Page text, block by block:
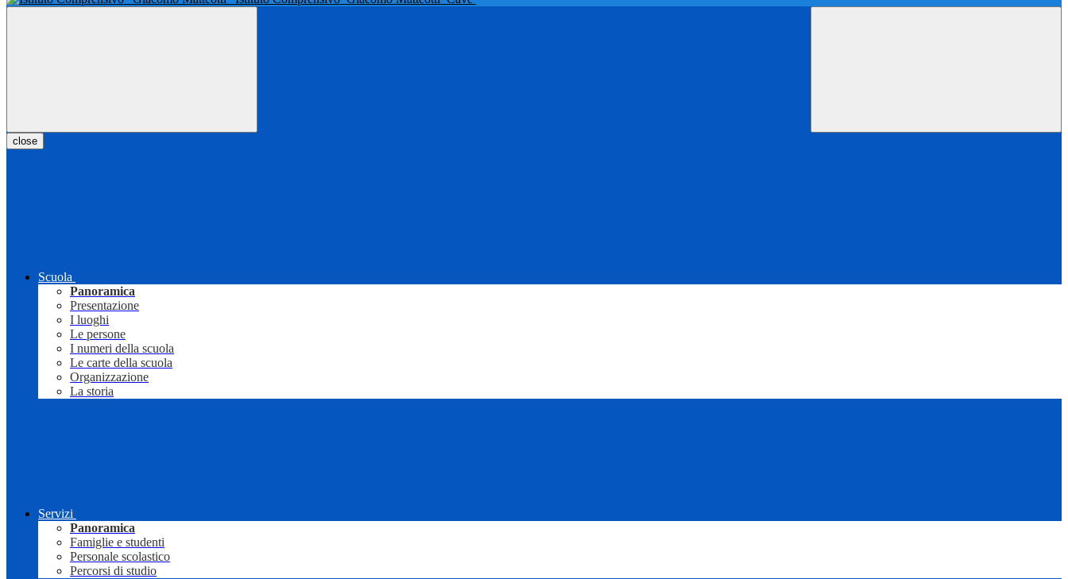
close
Scuola
Panoramica
Presentazione
I luoghi
Le persone
I numeri della scuola
Le carte della scuola
Organizzazione
La storia
Servizi
Panoramica
Famiglie e studenti
Personale scolastico
Percorsi di studio